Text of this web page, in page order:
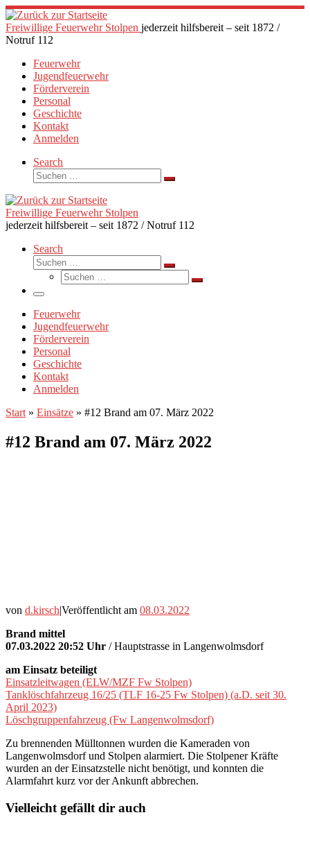
Zum
Inhalt
springen
Freiwillige Feuerwehr Stolpen jederzeit hilfsbereit – seit 1872 /
Notruf 112
Feuerwehr
Jugendfeuerwehr
Förderverein
Personal
Geschichte
Kontakt
Anmelden
Search
Suche
Suchen …
Freiwillige Feuerwehr Stolpen
jederzeit hilfsbereit – seit 1872 / Notruf 112
Search
Suche
Suchen …
Suche
Suchen …
Menü
Feuerwehr
Jugendfeuerwehr
Förderverein
Personal
Geschichte
Kontakt
Anmelden
Start » Einsätze » #12 Brand am 07. März 2022
#12 Brand am 07. März 2022
von d.kirsch|Veröffentlicht am 08.03.2022
Brand mittel
07.03.2022 20:52 Uhr / Hauptstrasse in Langenwolmsdorf
am Einsatz beteiligt
Einsatzleitwagen (ELW/MZF Fw Stolpen)
Tanklöschfahrzeug 16/25 (TLF 16-25 Fw Stolpen) (a.D. seit 30.
April 2023)
Löschgruppenfahrzeug (Fw Langenwolmsdorf)
Zu brennenden Mülltonnen wurden die Kameraden von
Langenwolmsdorf und Stolpen alarmiert. Die Stolpener Kräfte
wurden an der Einsatzstelle nicht benötigt, und konnten die
Alarmfahrt kurz vor der Ankunft abbrechen.
Vielleicht gefällt dir auch